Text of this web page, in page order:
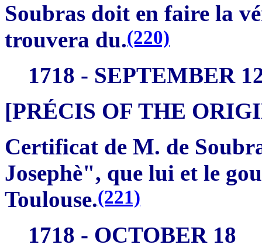
Soubras doit en faire la
trouvera du.(220)
1718 - SEPTEMBER
[PRÉCIS OF THE
Certificat de M. de
Josephè", que lui et le
Toulouse.(221)
1718 - OCTOBER 18